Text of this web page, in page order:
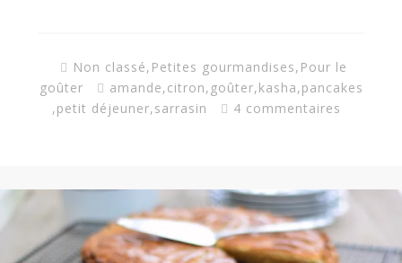
Non classé, Petites gourmandises, Pour le
goûter
amande,citron, goûter,kasha,pancakes
,petit déjeuner,sarrasin 4 commentaires